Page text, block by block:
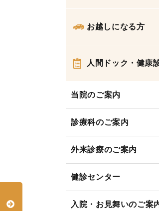
お越しになる方
人間ドック・健康
当院のご案内
診療科のご案内
外来診療のご案内
健診センター
入院・お見舞いのご案